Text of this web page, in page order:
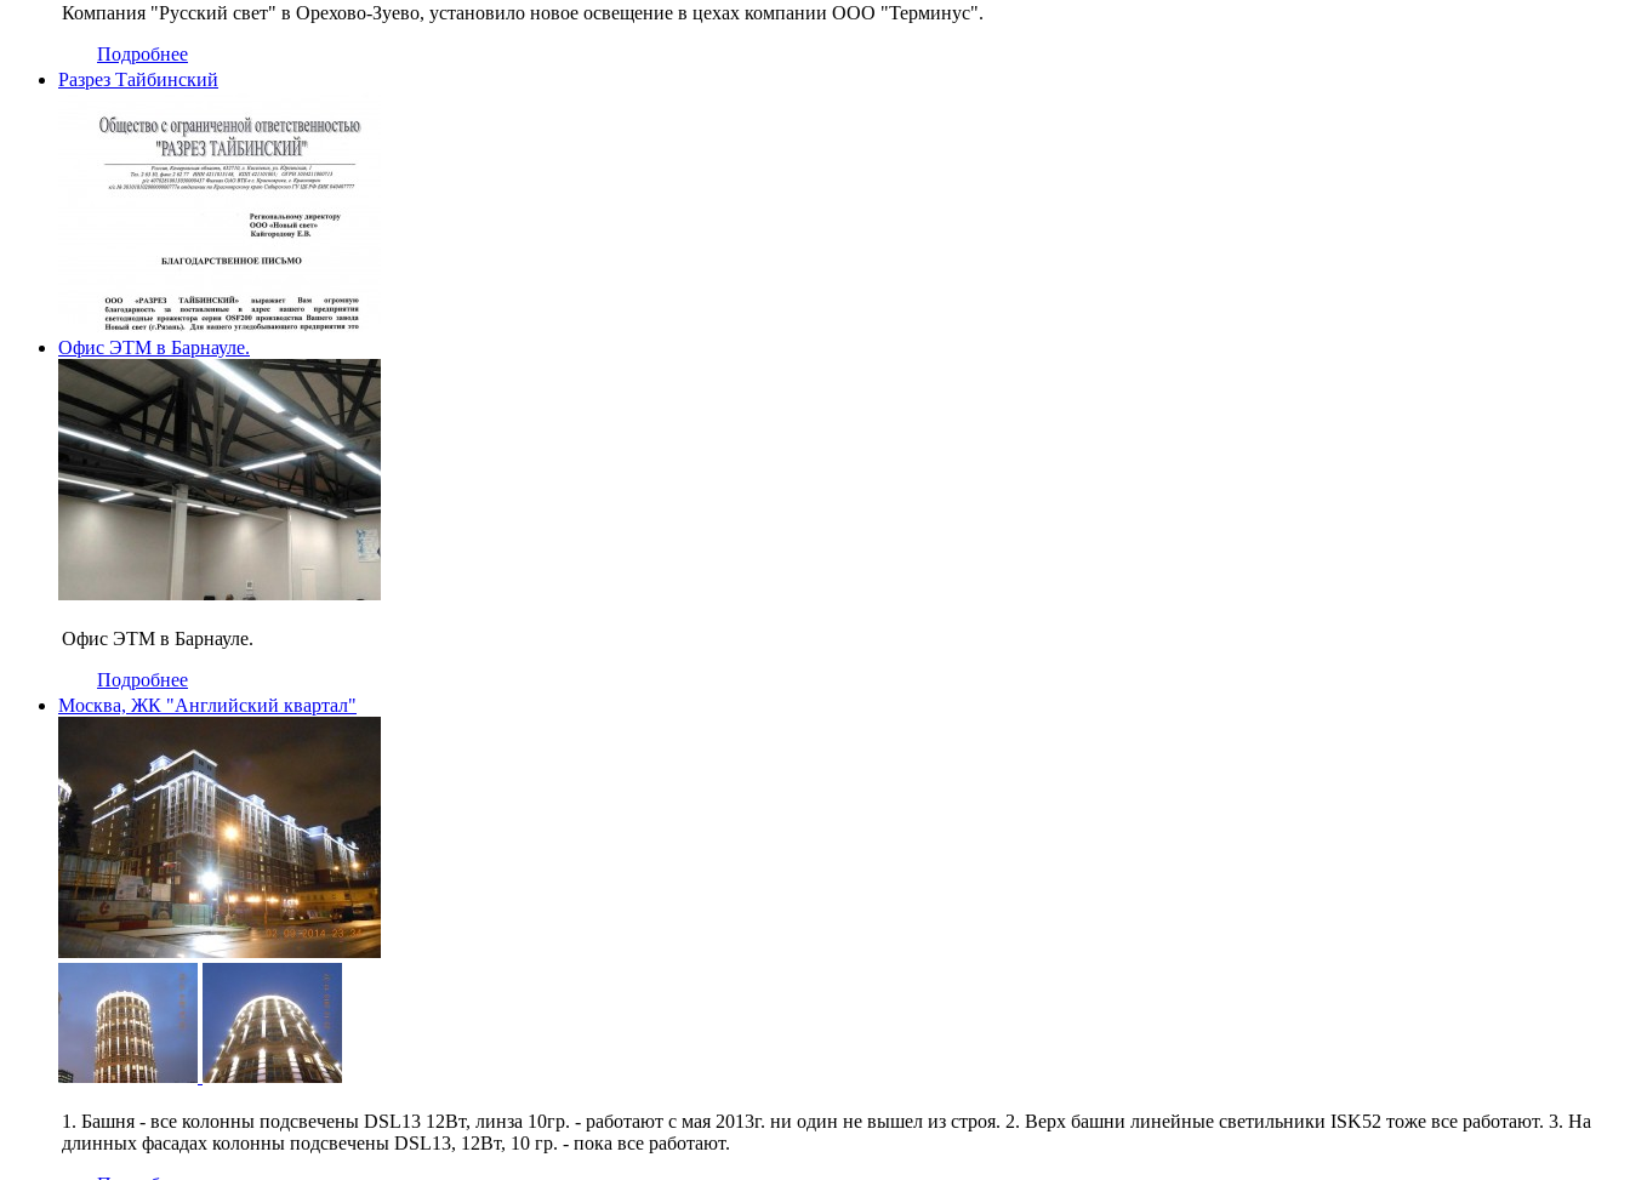
Компания "Русский свет" в Орехово-Зуево, установило новое освещение в цехах компании ООО "Терминус".
Подробнее
Разрез Тайбинский
Офис ЭТМ в Барнауле.
Офис ЭТМ в Барнауле.
Подробнее
Москва, ЖК "Английский квартал"
1. Башня - все колонны подсвечены DSL13 12Вт, линза 10гр. - работают с мая 2013г. ни один не вышел из строя. 2. Верх башни линейные светильники ISK52 тоже все работают. 3. На
длинных фасадах колонны подсвечены DSL13, 12Вт, 10 гр. - пока все работают.